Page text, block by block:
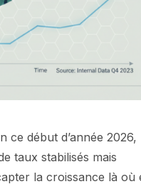
début d’année 2026,
taux stabilisés mais
la croissance là où